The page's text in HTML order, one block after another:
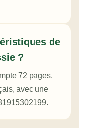
de
?
72 pages,
avec une